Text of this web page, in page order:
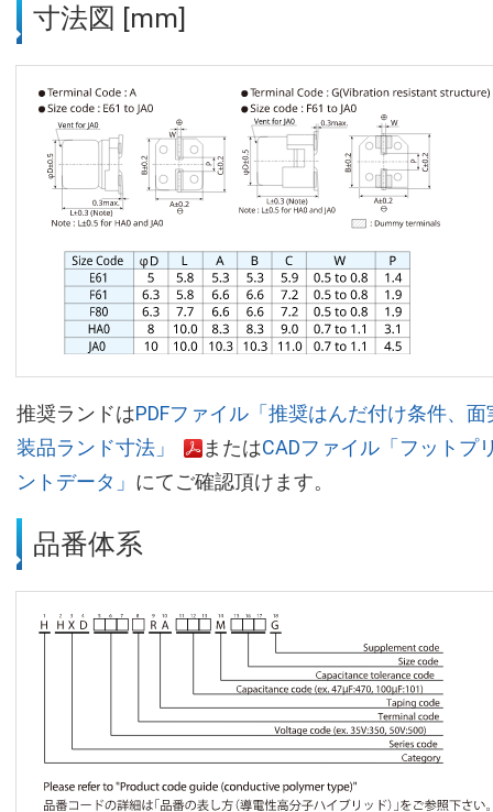
寸法図 [mm]
推奨ランドはPDFファイル「推奨はんだ付け条件、面
装品ランド寸法」
またはCADファイル「フットプ
ントデータ」 にてご確認頂けます。
品番体系